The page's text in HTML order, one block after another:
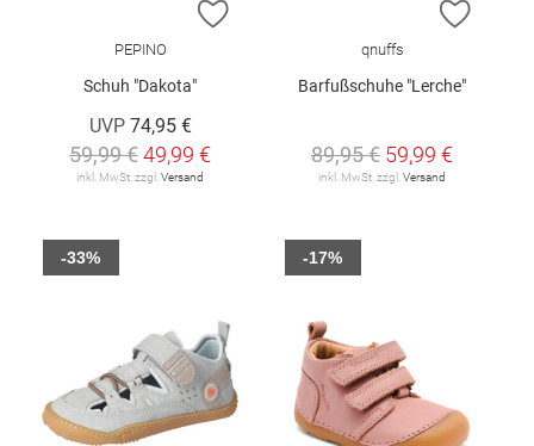
ZUR WUNSCHLISTE HINZUFÜGEN
PEPINO
Schuh "Dakota"
UVP 74,95 €
59,99 €49,99 €
inkl. MwSt. zzgl. Versand
ZUR
qnuffs
Barfußschuhe "Lerche"
89,95 € 59,99 €
inkl. MwSt. zzgl. Versand
-33% -17%